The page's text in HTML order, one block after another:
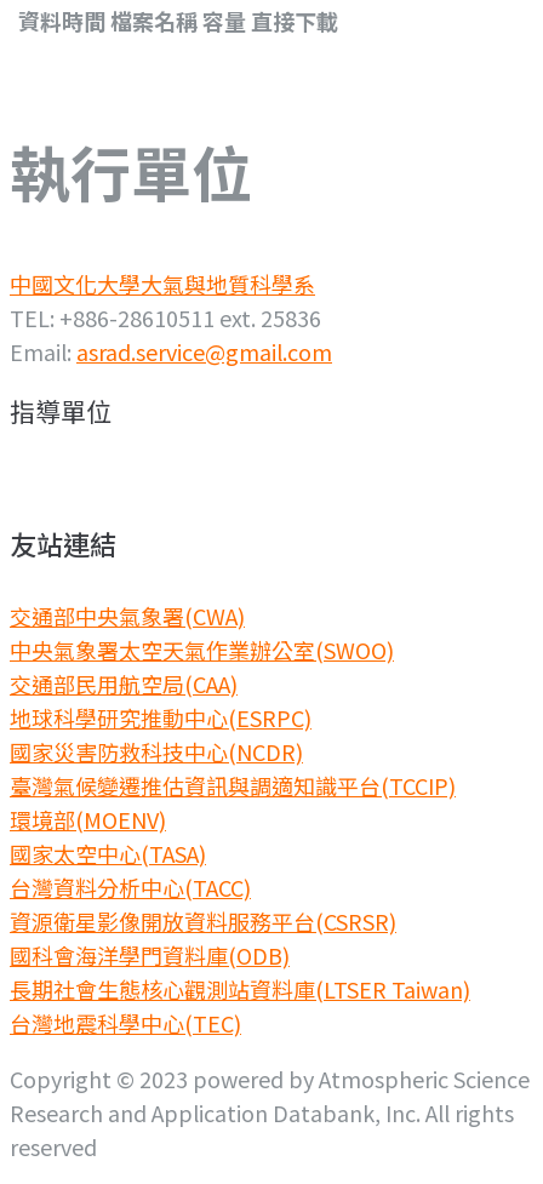
資料時間檔案名稱容量直接下載
執行單位
中國文化大學大氣與地質科學系
TEL: +886-28610511 ext. 25836
Email: asrad.service@gmail.com
指導單位
友站連結
交通部中央氣象署(CWA)
中央氣象署太空天氣作業辦公室(SWOO)
交通部民用航空局(CAA)
地球科學研究推動中心(ESRPC)
國家災害防救科技中心(NCDR)
臺灣氣候變遷推估資訊與調適知識平台(TCCIP)
環境部(MOENV)
國家太空中心(TASA)
台灣資料分析中心(TACC)
資源衛星影像開放資料服務平台(CSRSR)
國科會海洋學門資料庫(ODB)
長期社會生態核心觀測站資料庫(LTSER Taiwan)
台灣地震科學中心(TEC)
Copyright © 2023 powered by Atmospheric Science
Research and Application Databank, Inc. All rights
reserved